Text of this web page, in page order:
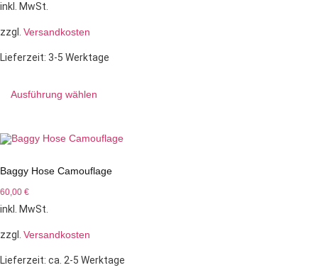
inkl. MwSt.
zzgl. Versandkosten
Lieferzeit: 3-5 Werktage
Ausführung wählen
Baggy Hose Camouflage
60,00 €
inkl. MwSt.
zzgl. Versandkosten
Lieferzeit: ca. 2-5 Werktage